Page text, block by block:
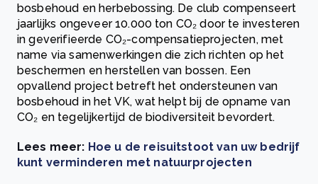
bosbehoud en herbebossing. De club compenseert
jaarlijks ongeveer 10.000 ton CO₂ door te investeren
in geverifieerde CO₂-compensatieprojecten, met
name via samenwerkingen die zich richten op het
beschermen en herstellen van bossen. Een
opvallend project betreft het ondersteunen van
bosbehoud in het VK, wat helpt bij de opname van
CO₂ en tegelijkertijd de biodiversiteit bevordert.
Lees meer: Hoe u de reisuitstoot van uw bedrijf
kunt verminderen met natuurprojecten